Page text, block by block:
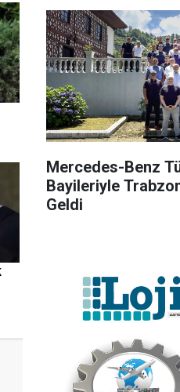
Mercedes-Benz
Bayileriyle
Geldi